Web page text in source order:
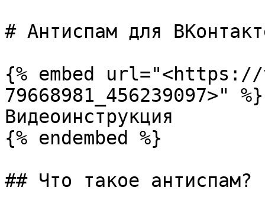
# Антиспам для
{% embed
79668981_456239097>" %}
Видеоинструкция
{% endembed %}
## Что такое антиспам?